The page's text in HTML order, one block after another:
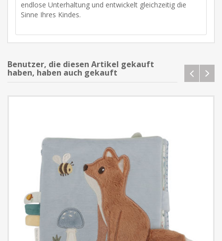
endlose Unterhaltung und entwickelt gleichzeitig die
Sinne Ihres Kindes.
Benutzer, die diesen Artikel gekauft
haben, haben auch gekauft